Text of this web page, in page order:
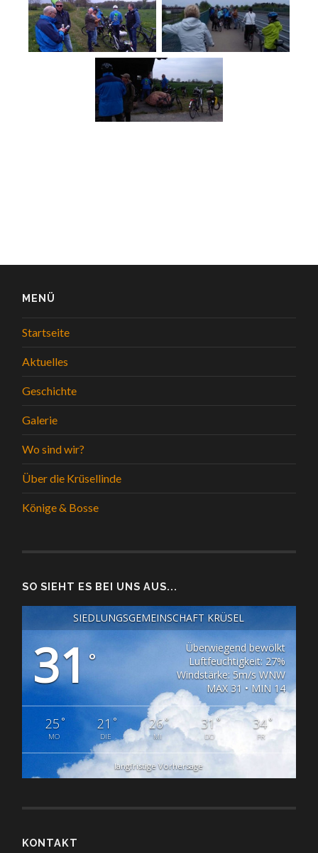
MENÜ
Startseite
Aktuelles
Geschichte
Galerie
Wo sind wir?
Über die Krüsellinde
Könige & Bosse
SO SIEHT ES BEI UNS AUS...
SIEDLUNGSGEMEINSCHAFT KRÜSEL
31°
Überwiegend bewölkt
Luftfeuchtigkeit: 27%
Windstärke: 5m/s WNW
MAX 31 • MIN 14
25°
MO
21 °
DIE
26°
MI
31°
DO
34°
FR
langfristige Vorhersage
KONTAKT